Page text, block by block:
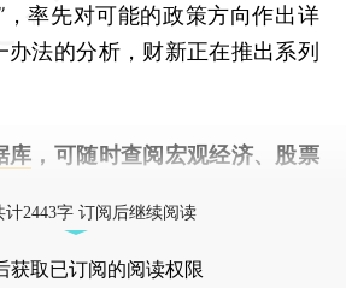
，率先对可能的政策方向作出详
法的分析，财新正在推出系列
库 ，可随时查阅宏观经济、股票
计2443字 订阅后继续阅读
获取已订阅的阅读权限